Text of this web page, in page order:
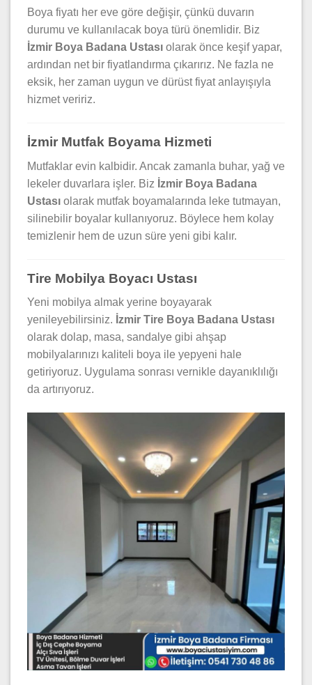
Boya fiyatı her eve göre değişir, çünkü duvarın
durumu ve kullanılacak boya türü önemlidir. Biz
İzmir Boya Badana Ustası olarak önce keşif yapar,
ardından net bir fiyatlandırma çıkarırız. Ne fazla ne
eksik, her zaman uygun ve dürüst fiyat anlayışıyla
hizmet veririz.
İzmir Mutfak Boyama Hizmeti
Mutfaklar evin kalbidir. Ancak zamanla buhar, yağ ve
lekeler duvarlara işler. Biz İzmir Boya Badana
Ustası olarak mutfak boyamalarında leke tutmayan,
silinebilir boyalar kullanıyoruz. Böylece hem kolay
temizlenir hem de uzun süre yeni gibi kalır.
Tire Mobilya Boyacı Ustası
Yeni mobilya almak yerine boyayarak
yenileyebilirsiniz. İzmir Tire Boya Badana Ustası
olarak dolap, masa, sandalye gibi ahşap
mobilyalarınızı kaliteli boya ile yepyeni hale
getiriyoruz. Uygulama sonrası vernikle dayanıklılığı
da artırıyoruz.